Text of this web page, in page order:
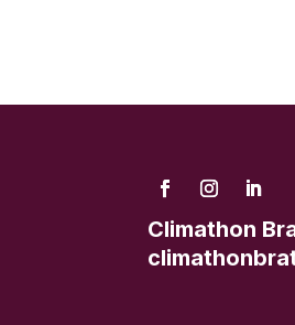
Climathon